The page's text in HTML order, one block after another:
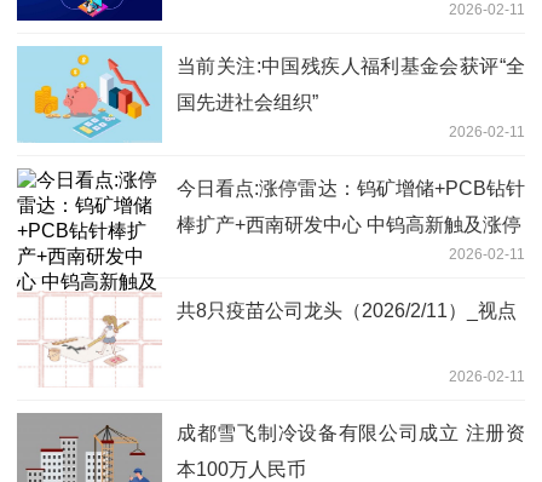
2026-02-11
当前关注:中国残疾人福利基金会获评“全
国先进社会组织”
2026-02-11
今日看点:涨停雷达：钨矿增储+PCB钻针
棒扩产+西南研发中心 中钨高新触及涨停
2026-02-11
共8只疫苗公司龙头（2026/2/11）_视点
2026-02-11
成都雪飞制冷设备有限公司成立 注册资
本100万人民币